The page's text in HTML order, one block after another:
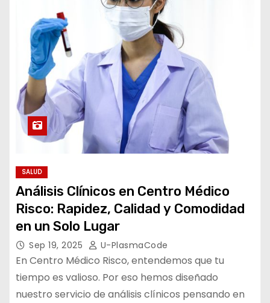
SALUD
Análisis Clínicos en Centro Médico
Risco: Rapidez, Calidad y Comodidad
en un Solo Lugar
Sep 19, 2025 U-PlasmaCode
En Centro Médico Risco, entendemos que tu
tiempo es valioso. Por eso hemos diseñado
nuestro servicio de análisis clínicos pensando en